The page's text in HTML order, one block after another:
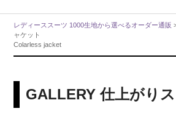
レディーススーツ 1000生地から選べるオーダー通販
ャケット
Colarless jacket
GALLERY 仕上がり